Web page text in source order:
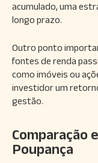
acumulado, uma
longo prazo.
Outro ponto
fontes de renda
como imóveis ou
investidor um
gestão.
Comparação
Poupança